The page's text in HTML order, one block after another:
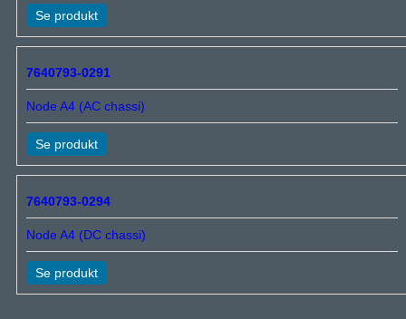
Se produkt
7640793-0291
Node A4 (AC chassi)
Se produkt
7640793-0294
Node A4 (DC chassi)
Se produkt